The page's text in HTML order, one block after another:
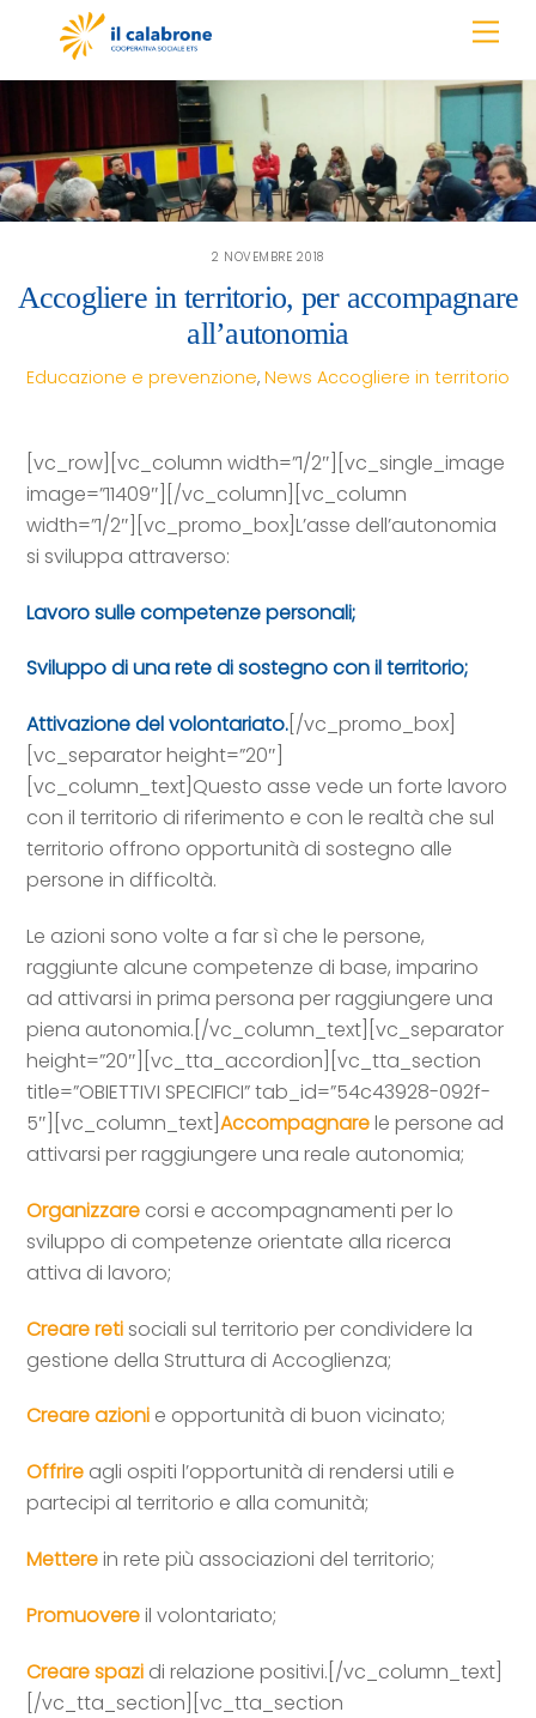
content
2 NOVEMBRE 2018
Accogliere in territorio, per accompagnare
all’autonomia
Educazione e prevenzione, News Accogliere in territorio
[vc_row][vc_column width=”1/2″][vc_single_image
image=”11409″][/vc_column][vc_column
width=”1/2″][vc_promo_box]L’asse dell’autonomia
si sviluppa attraverso:
Lavoro sulle competenze personali;
Sviluppo di una rete di sostegno con il territorio;
Attivazione del volontariato. [/vc_promo_box]
[vc_separator height=”20″]
[vc_column_text]Questo asse vede un forte lavoro
con il territorio di riferimento e con le realtà che sul
territorio offrono opportunità di sostegno alle
persone in difficoltà.
Le azioni sono volte a far sì che le persone,
raggiunte alcune competenze di base, imparino
ad attivarsi in prima persona per raggiungere una
piena autonomia.[/vc_column_text][vc_separator
height=”20″][vc_tta_accordion][vc_tta_section
title=”OBIETTIVI SPECIFICI” tab_id=”54c43928-092f-
5″][vc_column_text]Accompagnarele persone ad
attivarsi per raggiungere una reale autonomia;
Organizzare corsi e accompagnamenti per lo
sviluppo di competenze orientate alla ricerca
attiva di lavoro;
Creareretisociali sul territorio per condividere la
gestione della Struttura di Accoglienza;
Creare azioni e opportunità di buon vicinato;
Offrire agli ospiti l’opportunità di rendersi utili e
partecipi al territorio e alla comunità;
Metterein rete più associazioni del territorio;
Promuovereil volontariato;
Creare spazi di relazione positivi.[/vc_column_text]
[/vc_tta_section][vc_tta_section